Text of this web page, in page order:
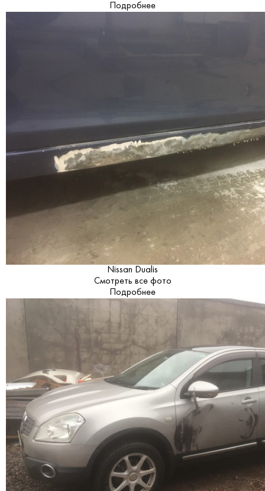
Подробнее
Nissan Dualis
Смотреть все фото
Подробнее